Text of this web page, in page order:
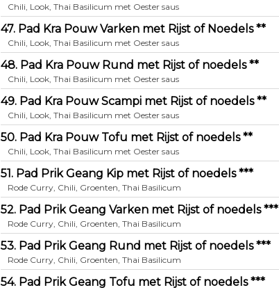
Chili, Look, Thai Basilicum met Oester saus
47. Pad Kra Pouw Varken met Rijst of Noedels **
Chili, Look, Thai Basilicum met Oester saus
48. Pad Kra Pouw Rund met Rijst of noedels **
Chili, Look, Thai Basilicum met Oester saus
49. Pad Kra Pouw Scampi met Rijst of noedels **
Chili, Look, Thai Basilicum met Oester saus
50. Pad Kra Pouw Tofu met Rijst of noedels **
Chili, Look, Thai Basilicum met Oester saus
51. Pad Prik Geang Kip met Rijst of noedels ***
Rode Curry, Chili, Groenten, Thai Basilicum
52. Pad Prik Geang Varken met Rijst of noedels ***
Rode Curry, Chili, Groenten, Thai Basilicum
53. Pad Prik Geang Rund met Rijst of noedels ***
Rode Curry, Chili, Groenten, Thai Basilicum
54. Pad Prik Geang Tofu met Rijst of noedels ***